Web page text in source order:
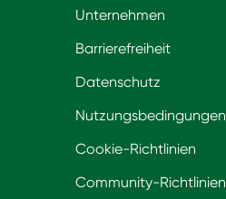
Unternehmen
Barrierefreiheit
Datenschutz
Nutzungsbedingungen
Cookie-Richtlinien
Community-Richtlinien